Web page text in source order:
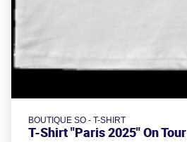
BOUTIQUE SO - T-SHIRT
T-Shirt "Paris 2025" On Tour